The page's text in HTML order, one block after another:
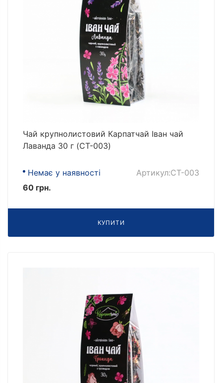
Чай крупнолистовий Карпатчай Іван чай
Лаванда 30 г (CT-003)
Немає у наявності
Артикул:CT-003
60 грн.
КУПИТИ